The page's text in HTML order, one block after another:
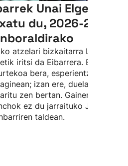
Unai Elgezabal
du, 2026-2027
atzelari bizkaitarra Levante
iritsi da Eibarrera.
bera, esperientzia du
izan ere, duela hamar
zen bertan. Gainera, Angel
ez du jarraituko Jokin
taldean.